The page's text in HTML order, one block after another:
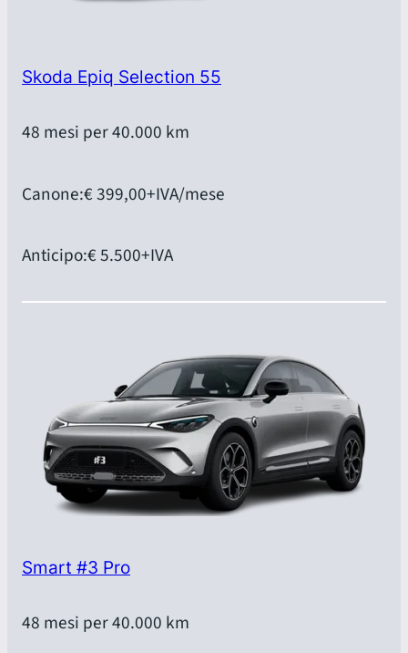
Skoda Epiq Selection 55
48 mesi per 40.000 km
Canone:€ 399,00+IVA/mese
Anticipo:€ 5.500+IVA
Smart #3 Pro
48 mesi per 40.000 km